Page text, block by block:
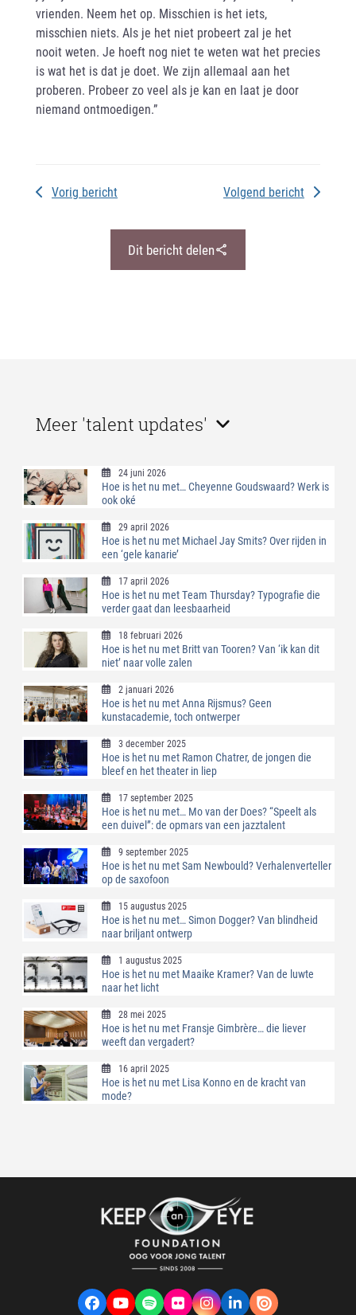
vrienden. Neem het op. Misschien is het iets,
misschien niets. Als je het niet probeert zal je het
nooit weten. Je hoeft nog niet te weten wat het precies
is wat het is dat je doet. We zijn allemaal aan het
proberen. Probeer zo veel als je kan en laat je door
niemand ontmoedigen.”
Vorig bericht Volgend bericht
Dit bericht delen
Meer 'talent updates'
24 juni 2026
Hoe is het nu met… Cheyenne Goudswaard? Werk is
ook oké
29 april 2026
Hoe is het nu met Michael Jay Smits? Over rijden in
een ‘gele kanarie’
17 april 2026
Hoe is het nu met Team Thursday? Typografie die
verder gaat dan leesbaarheid
18 februari 2026
Hoe is het nu met Britt van Tooren? Van ‘ik kan dit
niet’ naar volle zalen
2 januari 2026
Hoe is het nu met Anna Rijsmus? Geen
kunstacademie, toch ontwerper
3 december 2025
Hoe is het nu met Ramon Chatrer, de jongen die
bleef en het theater in liep
17 september 2025
Hoe is het nu met… Mo van der Does? “Speelt als
een duivel”: de opmars van een jazztalent
9 september 2025
Hoe is het nu met Sam Newbould? Verhalenverteller
op de saxofoon
15 augustus 2025
Hoe is het nu met… Simon Dogger? Van blindheid
naar briljant ontwerp
1 augustus 2025
Hoe is het nu met Maaike Kramer? Van de luwte
naar het licht
28 mei 2025
Hoe is het nu met Fransje Gimbrère… die liever
weeft dan vergadert?
16 april 2025
Hoe is het nu met Lisa Konno en de kracht van
mode?
Facebook
YouTubeSpotifyFlickrInstagram
LinkedIn
VK